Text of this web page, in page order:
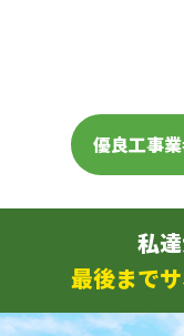
優良工事
私
最後まで